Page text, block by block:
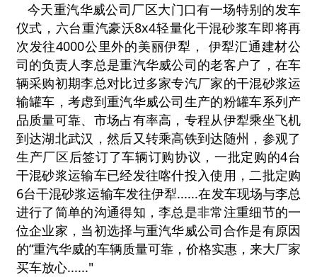
今天重汽华威公司厂区大门口有一场特别的发车
仪式，六台重汽豪沃8x4轻量化干混砂浆车即将再
次发往4000公里外的美丽伊犁， 伊犁汇通建材公
司的负责人李总是重汽华威公司的老客户了，在车
辆采购初期李总对比过多家专汽厂家的干混砂浆运
输罐车，考虑到重汽华威公司生产的粉罐车系列产
品质量可靠、市场占有率高，专程从伊犁乘坐飞机
到达湖北武汉，然后又转乘高铁到达随州，参观了
生产厂区后签订了车辆订购协议，一批定购的4台
干混砂浆运输车已经发往喀什投入使用，二批定购
6台干混砂浆运输车发往伊犁......在发车现场与李总
进行了简单的沟通得知，李总是非常注重细节的一
位企业家，当初选择与重汽华威公司合作是有原因
的“重汽华威的车辆质量可靠，价格实惠，来大厂家
买车放心......"